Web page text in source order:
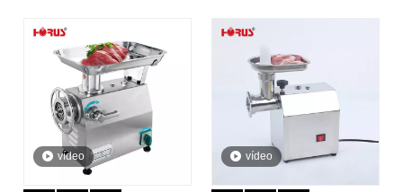
vídeo vídeo